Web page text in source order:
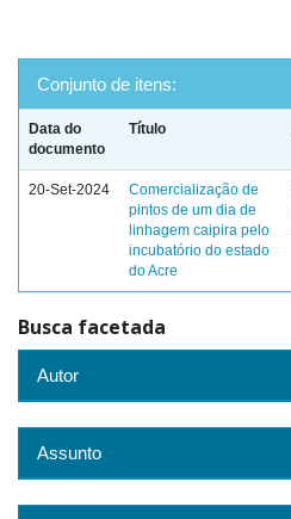
Conjunto de itens:
Data do
documento
Título
20-Set-2024
Comercialização de
pintos de um dia de
linhagem caipira pelo
incubatório do estado
do Acre
Busca facetada
Autor
Assunto